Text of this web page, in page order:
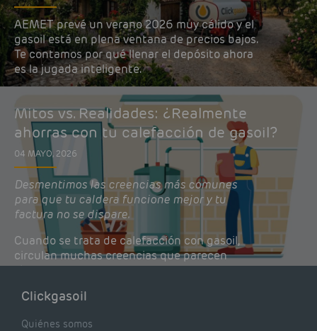
AEMET prevé un verano 2026 muy cálido y el
gasoil está en plena ventana de precios bajos.
Te contamos por qué llenar el depósito ahora
es la jugada inteligente.
Mitos vs. Realidades: ¿Realmente
ahorras con tu calefacción de gasoil?
04 MAYO, 2026
Desmentimos las creencias más comunes
para que tu caldera funcione mejor y tu
factura no se dispare.
Cuando se trata de calefacción con gasoil,
circulan muchas creencias que parecen
lógicas pero que, en realidad, pueden estar
de tu caldera. Pocas se contrastan con lo que
Clickgasoil
Quiénes somos